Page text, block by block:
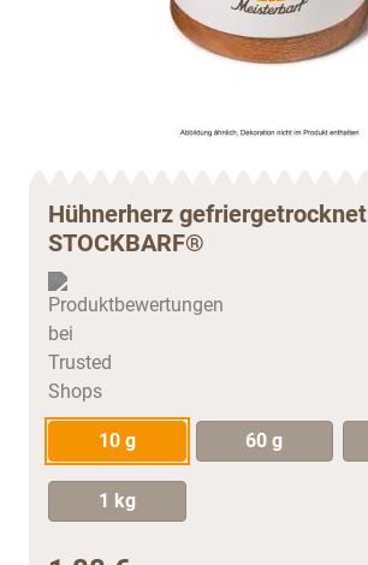
Hühnerherz gefriergetrocknet
STOCKBARF®
10 g 60 g
1 kg